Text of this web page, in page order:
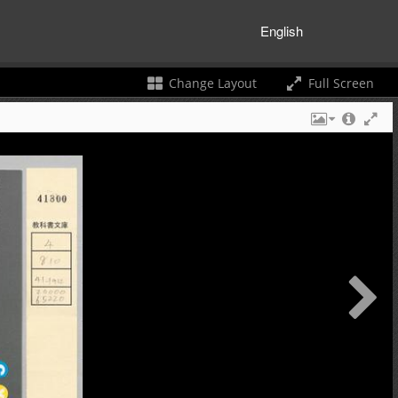
English
Change Layout Full Screen